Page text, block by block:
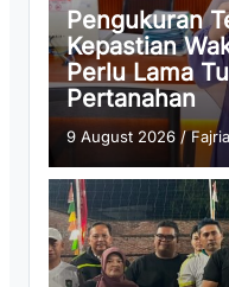
Pengukuran
Kepastian
Perlu Lama
Pertanahan
9 August 2026 /